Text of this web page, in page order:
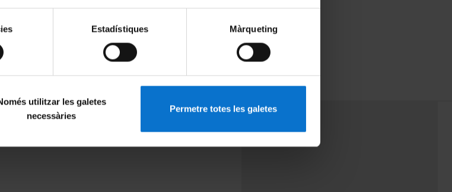
Estadístiques Màrqueting
utilitzar les galetes
necessàries
Permetre totes les galetes
PEU 1
notice
PEU 3